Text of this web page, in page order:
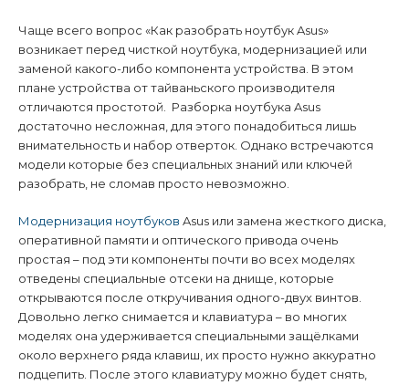
Чаще всего вопрос «Как разобрать ноутбук Asus»
возникает перед чисткой ноутбука, модернизацией или
заменой какого-либо компонента устройства. В этом
плане устройства от тайваньского производителя
отличаются простотой.
Разборка ноутбука Asus
достаточно несложная, для этого понадобиться лишь
внимательность и набор отверток. Однако встречаются
модели которые без специальных знаний или ключей
разобрать, не сломав просто невозможно.
Модернизация ноутбуков Asus или замена жесткого диска,
оперативной памяти и оптического привода очень
простая – под эти компоненты почти во всех моделях
отведены специальные отсеки на днище, которые
открываются после откручивания одного-двух винтов.
Довольно легко снимается и клавиатура – во многих
моделях она удерживается специальными защёлками
около верхнего ряда клавиш, их просто нужно аккуратно
подцепить. После этого клавиатуру можно будет снять,